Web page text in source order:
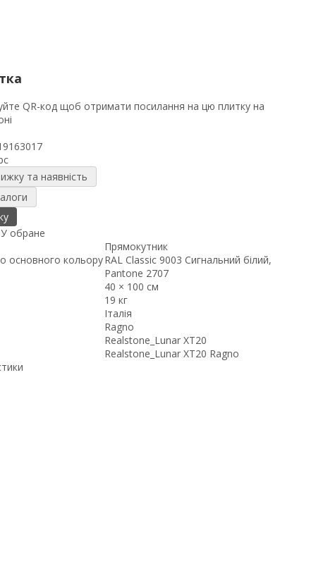
та наявність
У обране
Прямокутник
основного кольоруRAL Classic 9003 Сигнальний білий,
Pantone 2707
40 × 100 см
19 кг
Італія
Ragno
Realstone_Lunar XT20
Realstone_Lunar XT20 Ragno